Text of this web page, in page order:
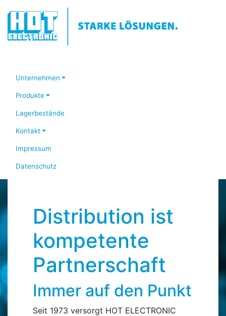
Unternehmen
Produkte
Lagerbestände
Kontakt
Impressum
Datenschutz
Distribution ist
kompetente
Partnerschaft
Immer auf den Punkt
Seit 1973 versorgt HOT ELECTRONIC